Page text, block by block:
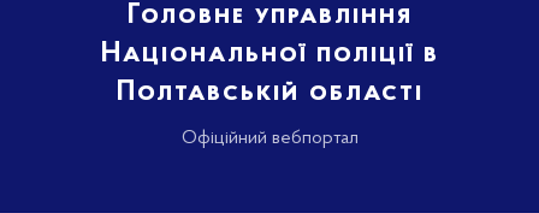
Головне управління
Національної поліції в
Полтавській області
Офіційний вебпортал